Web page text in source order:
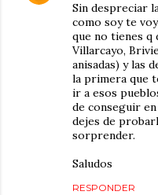
Sin despreciar
como soy te
que no tienes q
Villarcayo,
anisadas) y las
la primera que
ir a esos
de conseguir
dejes de
sorprender.
Saludos
RESPONDER